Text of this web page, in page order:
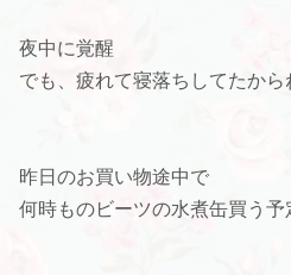
夜中に覚醒
でも、疲れて寝落ちしてたから
昨日のお買い物途中で
何時ものビーツの水煮缶買う予